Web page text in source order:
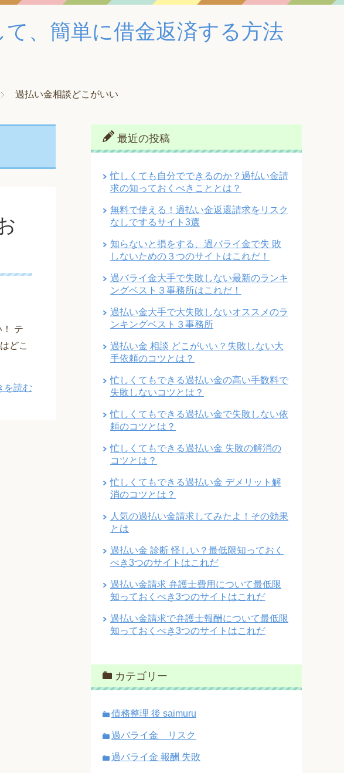
、簡単に借金返済する方法
過払い金相談どこがいい
テ
どこ
を読む
最近の投稿
忙しくても自分でできるのか？過払い金請
求の知っておくべきこととは？
無料で使える！過払い金返還請求をリスク
なしでするサイト3選
知らないと損をする、過バライ金で失 敗
しないための３つのサイトはこれだ！
過バライ金大手で失敗しない最新のランキ
ングベスト３事務所はこれだ！
過払い金大手で大失敗しないオススメのラ
ンキングベスト３事務所
過払い金 相談 どこがいい？失敗しない大
手依頼のコツとは？
忙しくてもできる過払い金の高い手数料で
失敗しないコツとは？
忙しくてもできる過払い金で失敗しない依
頼のコツとは？
忙しくてもできる過払い金 失敗の解消の
コツとは？
忙しくてもできる過払い金 デメリット解
消のコツとは？
人気の過払い金請求してみたよ！その効果
とは
過払い金 診断 怪しい？最低限知っておく
べき3つのサイトはこれだ
過払い金請求 弁護士費用について最低限
知っておくべき3つのサイトはこれだ
過払い金請求で弁護士報酬について最低限
知っておくべき3つのサイトはこれだ
カテゴリー
債務整理 後 saimuru
過バライ金 リスク
過バライ金 報酬 失敗